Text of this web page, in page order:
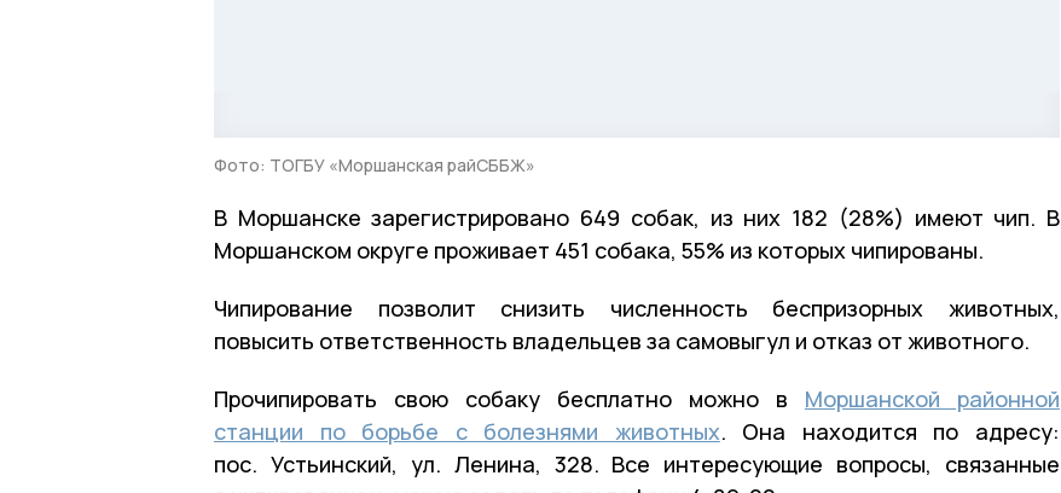
Фото: ТОГБУ «Моршанская райСББЖ»
В Моршанске зарегистрировано 649 собак, из них 182 (28%) имеют чип. В
Моршанском округе проживает 451 собака, 55% из которых чипированы.
Чипирование позволит снизить численность беспризорных животных,
повысить ответственность владельцев за самовыгул и отказ от животного.
Прочипировать свою собаку бесплатно можно в Моршанской районной
станции по борьбе с болезнями животных. Она находится по адресу:
пос. Устьинский, ул. Ленина, 328. Все интересующие вопросы, связанные